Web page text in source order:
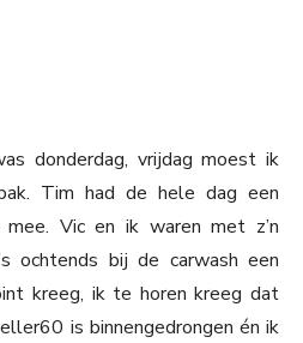
donderdag, vrijdag moest ik
Tim had de hele dag een
Vic en ik waren met z’n
ochtends bij de carwash een
kreeg, ik te horen kreeg dat
is binnengedrongen én ik